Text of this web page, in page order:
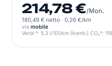
214,78 €/Mon.
180,49 € netto · 0,26 €/km
via mobile
Verbr.*: 5.3 l/100km (komb.) CO₂*: